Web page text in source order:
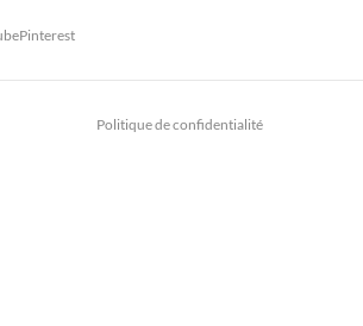
Pinterest
Politique de confidentialité